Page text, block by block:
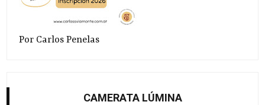
Por Carlos Penelas
CAMERATA LÚMINA